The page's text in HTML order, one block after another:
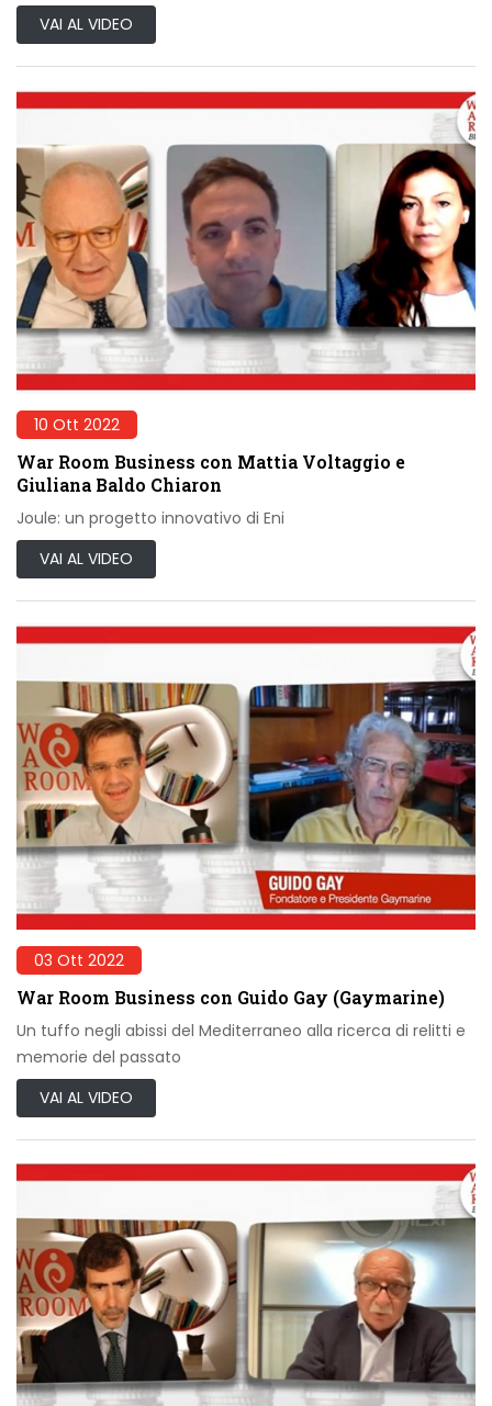
VAI AL VIDEO
10 Ott 2022
War Room Business con Mattia Voltaggio e
Giuliana Baldo Chiaron
Joule: un progetto innovativo di Eni
VAI AL VIDEO
03 Ott 2022
War Room Business con Guido Gay (Gaymarine)
Un tuffo negli abissi del Mediterraneo alla ricerca di relitti e
memorie del passato
VAI AL VIDEO